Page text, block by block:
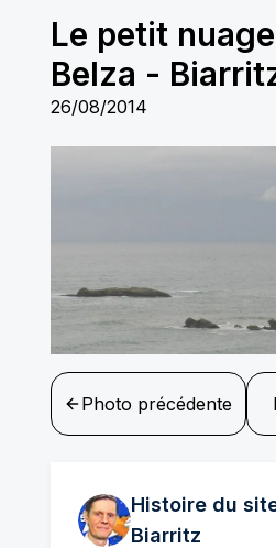
Le petit
Belza -
26/08/2014
Photo précédente
Histoire du
Biarritz